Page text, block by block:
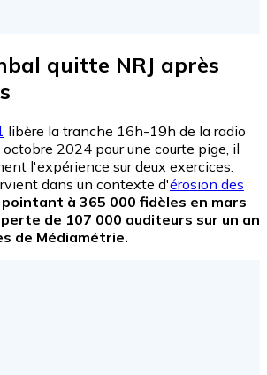
quitte NRJ après
libère la tranche 16h-19h de la radio
2024 pour une courte pige, il
l'expérience sur deux exercices.
dans un contexte d'érosion des
pointant à 365 000 fidèles en mars
de 107 000 auditeurs sur un an
de Médiamétrie.